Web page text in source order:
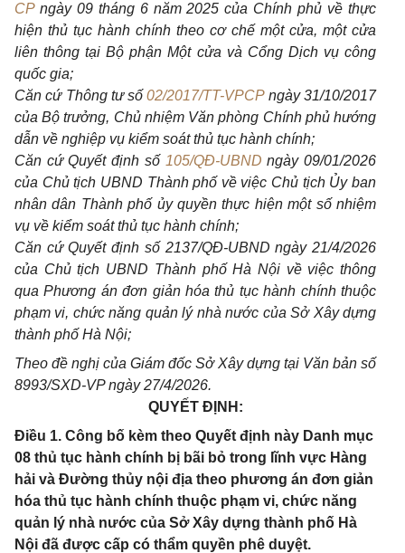
CPngày 09 tháng 6 năm 2025 của Chính phủ về thực
hiện thủ tục hành chính theo cơ chế một cửa, một cửa
liên thông tại Bộ phận Một cửa và Cổng Dịch vụ công
quốc gia;
Căn cứ Thông tư số02/2017/TT-VPCPngày 31/10/2017
của Bộ trưởng, Chủ nhiệm Văn phòng Chính phủ hướng
dẫn về nghiệp vụ kiểm soát thủ tục hành chính;
Căn cứ Quyết định số 105/QĐ-UBND ngày 09/01/2026
của Chủ tịch UBND Thành phố về việc Chủ tịch Ủy ban
nhân dân Thành phố ủy quyền thực hiện một số nhiệm
vụ về kiểm soát thủ tục hành chính;
Căn cứ Quyết định số 2137/QĐ-UBND ngày 21/4/2026
của Chủ tịch UBND Thành phố Hà Nội về việc thông
qua Phương án đơn giản hóa thủ tục hành chính thuộc
phạm vi, chức năng quản lý nhà nước của Sở Xây dựng
thành phố Hà Nội;
Theo đề nghị của Giám đốc Sở Xây dựng tại Văn bản số
8993/SXD-VP ngày 27/4/2026.
QUYẾT ĐỊNH:
Điều 1. Công bố kèm theo Quyết định này Danh mục
08 thủ tục hành chính bị bãi bỏ trong lĩnh vực Hàng
hải và Đường thủy nội địa theo phương án đơn giản
hóa thủ tục hành chính thuộc phạm vi, chức năng
quản lý nhà nước của Sở Xây dựng thành phố Hà
Nội đã được cấp có thẩm quyền phê duyệt.